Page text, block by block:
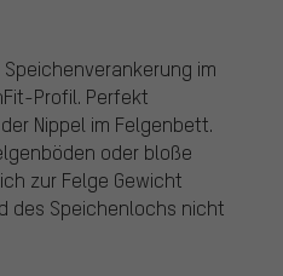
im
Profil. Perfekt
Nippel im Felgenbett.
oder bloße
zur Felge Gewicht
des Speichenlochs nicht